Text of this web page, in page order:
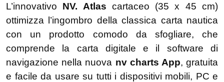
L’innovativo NV. Atlas cartaceo (35 x 45 cm)
ottimizza l’ingombro della classica carta nautica
con un prodotto comodo da sfogliare, che
comprende la carta digitale e il software di
navigazione nella nuova nv charts App, gratuita
e facile da usare su tutti i dispositivi mobili, PC e